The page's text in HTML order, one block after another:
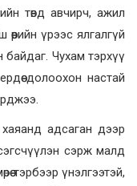
төвд авчирч, ажил
үрээс ялгалгүй
байдаг. Чухам тэрхүү
долоохон настай
адсаган дээр
сэрж малд
тэрбээр үнэлгээтэй,